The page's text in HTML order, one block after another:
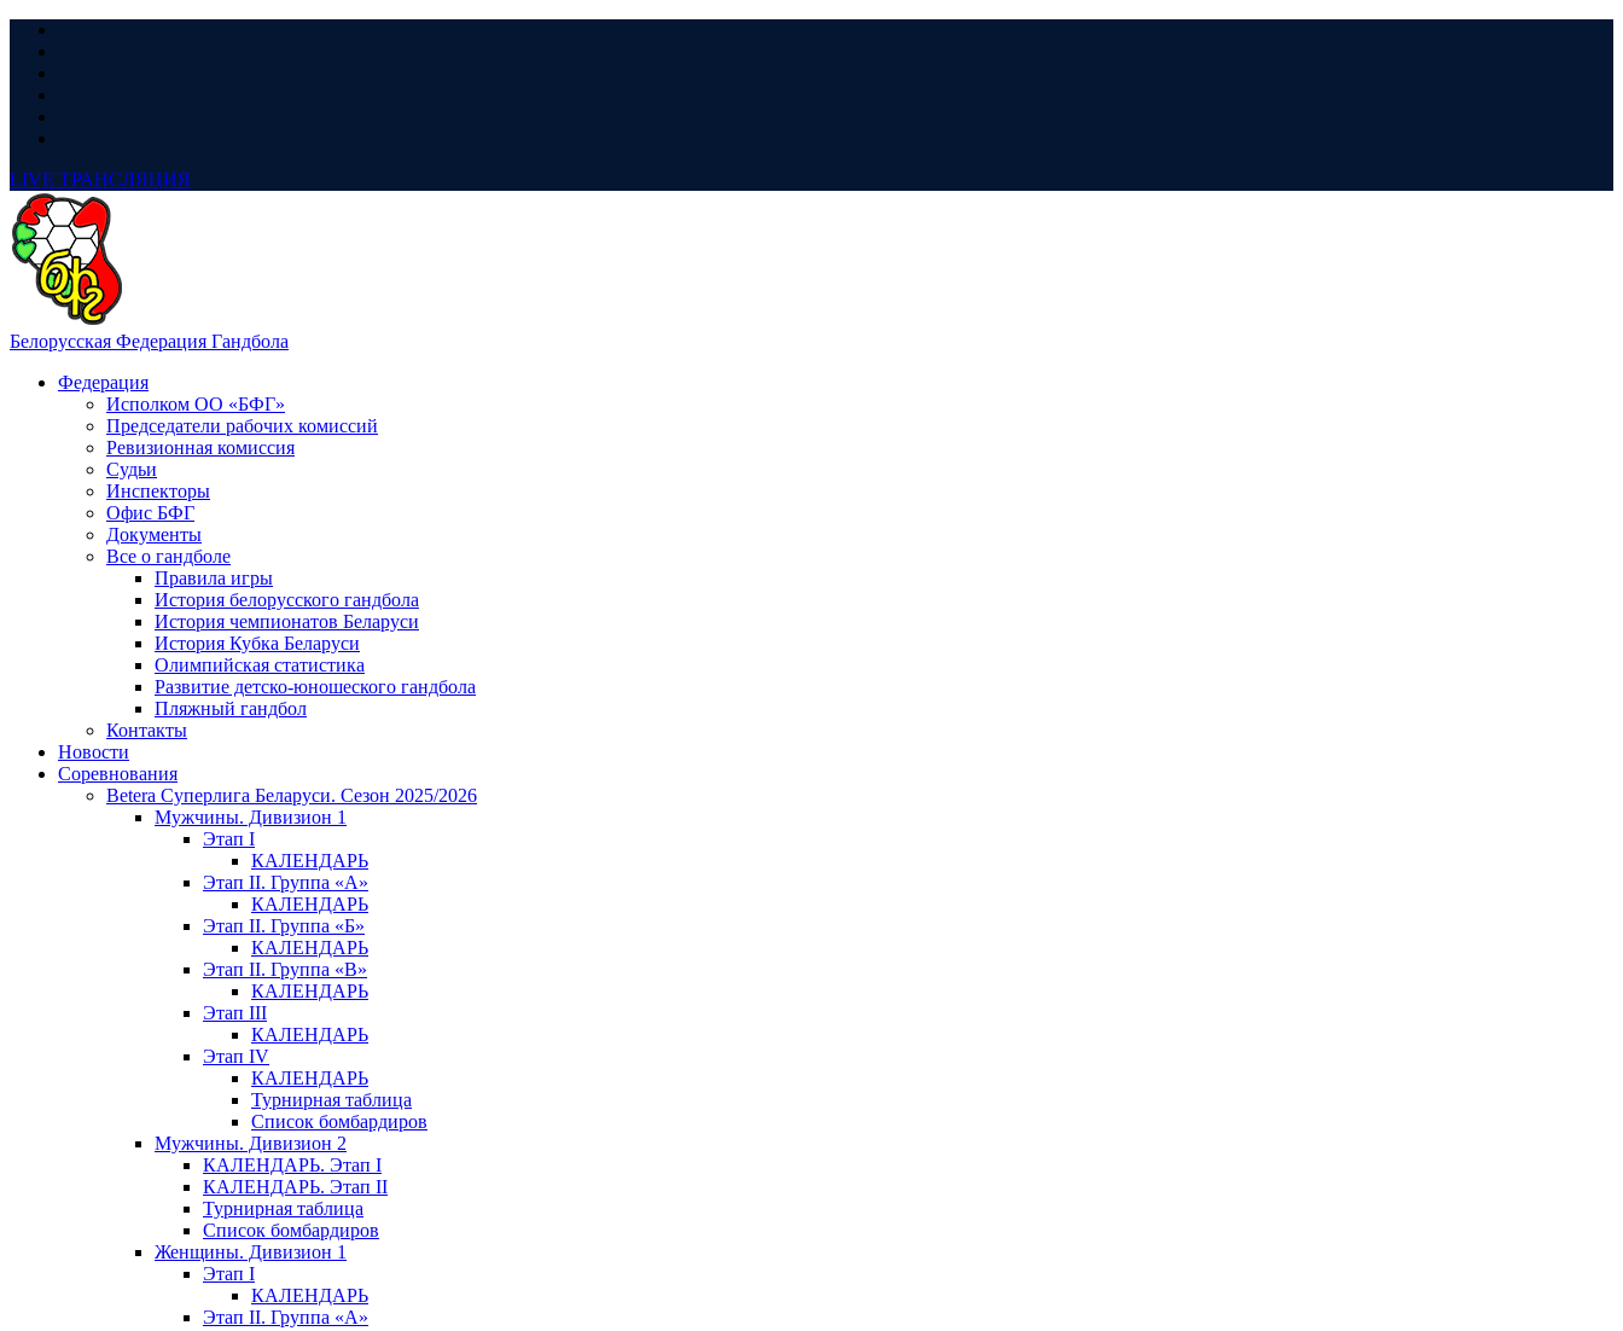
LIVE ТРАНСЛЯЦИЯ
Белорусская Федерация Гандбола
Федерация
Исполком ОО «БФГ»
Председатели рабочих комиссий
Ревизионная комиссия
Судьи
Инспекторы
Офис БФГ
Документы
Все о гандболе
Правила игры
История белорусского гандбола
История чемпионатов Беларуси
История Кубка Беларуси
Олимпийская статистика
Развитие детско-юношеского гандбола
Пляжный гандбол
Контакты
Новости
Соревнования
Betera Суперлига Беларуси. Сезон 2025/2026
Мужчины. Дивизион 1
Этап I
КАЛЕНДАРЬ
Этап II. Группа «А»
КАЛЕНДАРЬ
Этап II. Группа «Б»
КАЛЕНДАРЬ
Этап II. Группа «В»
КАЛЕНДАРЬ
Этап III
КАЛЕНДАРЬ
Этап IV
КАЛЕНДАРЬ
Турнирная таблица
Список бомбардиров
Мужчины. Дивизион 2
КАЛЕНДАРЬ. Этап I
КАЛЕНДАРЬ. Этап II
Турнирная таблица
Список бомбардиров
Женщины. Дивизион 1
Этап I
КАЛЕНДАРЬ
Этап II. Группа «А»